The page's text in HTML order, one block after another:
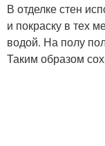
В отделке стен
и покраску в тех
водой. На полу
Таким образом